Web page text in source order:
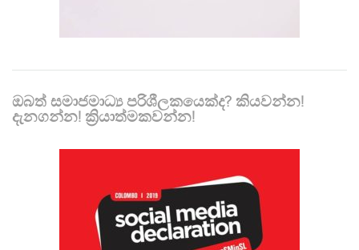
ඔබත් සමාජමාධ්‍ය පරිශීලකයෙක්ද? කියවන්න!
දැනගන්න! ක්‍රියාත්මකවන්න!